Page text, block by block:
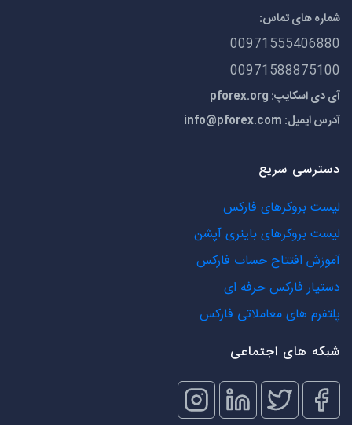
شماره های تماس:
00971555406880
00971588875100
آی دی اسکایپ: pforex.org
آدرس ایمیل: info@pforex.com
دسترسی سریع
لیست بروکرهای فارکس
لیست بروکرهای باینری آپشن
آموزش افتتاح حساب فارکس
دستیار فارکس حرفه ای
پلتفرم های معاملاتی فارکس
شبکه های اجتماعی